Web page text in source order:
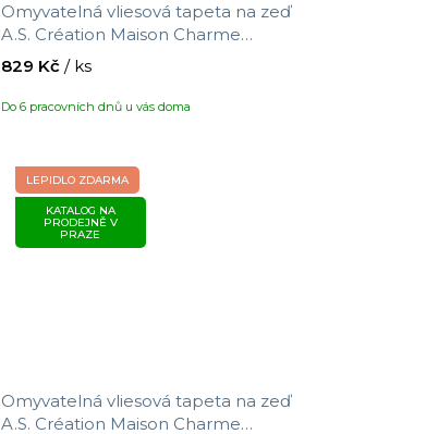
Omyvatelná vliesová tapeta na zeď
A.S. Création Maison Charme
390762 s motivem proužků, velikost
10,05 x 0,53 m
Do 6 pracovních dnů u vás doma
829 Kč / ks
LEPIDLO ZDARMA
KATALOG NA
PRODEJNĚ V
PRAZE
Omyvatelná vliesová tapeta na zeď
A.S. Création Maison Charme